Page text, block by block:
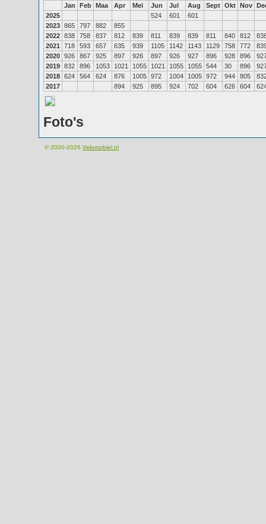
Jan Feb Maa Apr Mei Jun Jul Aug Sept Okt Nov
2025
524 601
601
2023 865 797 882
855
2022 838 758 837 812 839 811 839 839 811 840 812
2021
718 593 657 635 939 1105 1142 1143 1129 758 772
2020 926 867 925 897 926 897 926 927 896 928 896
2019 832 896 1053 1021 1055 1021 1055 1055 544 30 896
2018 624 564 624 876 1005 972 1004 1005 972 944 805
2017
894 925 895 924 702 604 626 604
Foto's
© 2000-2026 Velomobiel.nl